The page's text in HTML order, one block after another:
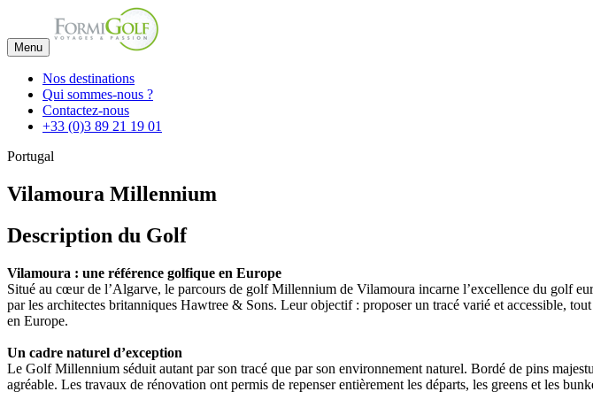
Menu
Nos destinations
Qui sommes-nous ?
Contactez-nous
+33 (0)3 89 21 19 01
Portugal
Vilamoura Millennium
Description du Golf
Vilamoura : une référence golfique en Europe
Situé au cœur de l’Algarve, le parcours de golf Millennium de Vilamoura incarne l’excellence du golf
par les architectes britanniques Hawtree & Sons. Leur objectif : proposer un tracé varié et accessible,
en Europe.
Un cadre naturel d’exception
Le Golf Millennium séduit autant par son tracé que par son environnement naturel. Bordé de pins
agréable. Les travaux de rénovation ont permis de repenser entièrement les départs, les greens et les